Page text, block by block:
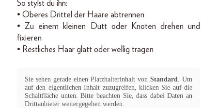
So stylst du ihn:
• Oberes Drittel der Haare abtrennen
• Zu einem kleinen Dutt oder Knoten drehen und
fixieren
• Restliches Haar glatt oder wellig tragen
Sie sehen gerade einen Platzhalterinhalt von Standard
. Um
auf den eigentlichen Inhalt zuzugreifen, klicken Sie auf die
Schaltfläche unten. Bitte beachten Sie, dass dabei Daten an
Drittanbieter weitergegeben werden.